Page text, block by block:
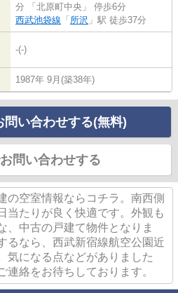
分 「北原町中央」 停歩6分
西武池袋線 「 所沢 」駅 徒歩37分
-(-)
1987年 9月(築38年)
問い合わせする(無料)
問い合わせする
の空室情報ならコチラ。南西側
当たりが良く快適です。外観も
、中古の戸建て物件となりま
るなら、西武新宿線航空公園近
気になる点などがありました
絡をお待ちしております。